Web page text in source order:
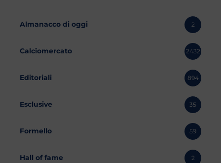
Almanacco di oggi 2
Calciomercato 2432
Editoriali 894
Esclusive 35
Formello 59
Hall of fame 2